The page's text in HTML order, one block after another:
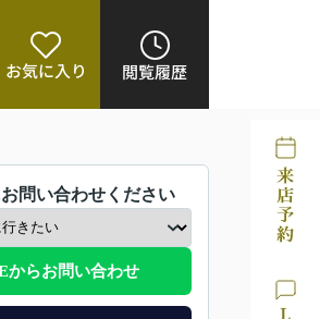
お気に入り 閲覧履歴
問い合わせください
からお問い合わせ